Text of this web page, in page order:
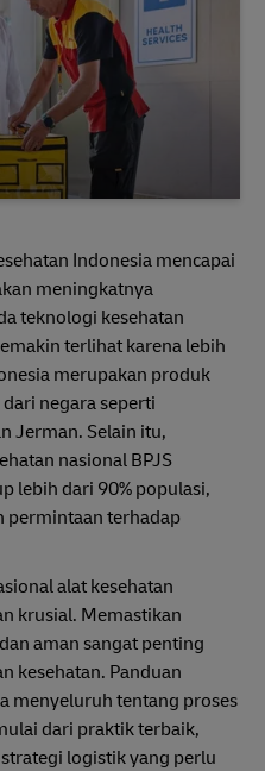
Indonesia mencapai
meningkatnya
teknologi kesehatan
terlihat karena lebih
merupakan produk
negara seperti
Jerman. Selain itu,
nasional BPJS
lebih dari 90% populasi,
terhadap
alat kesehatan
krusial. Memastikan
aman sangat penting
kesehatan. Panduan
menyeluruh tentang proses
dari praktik terbaik,
logistik yang perlu